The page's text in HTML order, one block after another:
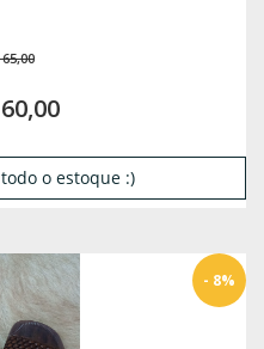
65,00
o estoque :)
- 8%